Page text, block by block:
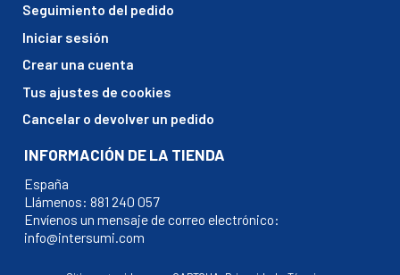
GORENJE, BO3CO6M02-1
GORENJE, BO3SA5I01-7
GORENJE, BO3SA5I02-3
GORENJE, BO3SA5I02-7
GORENJE, BO3SA7C01-1
Seguimiento del pedido
Iniciar sesión
Crear una cuenta
Tus ajustes de cookies
Cancelar o devolver un pedido
INFORMACIÓN DE LA TIENDA
España
Llámenos: 881 240 057
Envíenos un mensaje de correo electrónico:
info@intersumi.com